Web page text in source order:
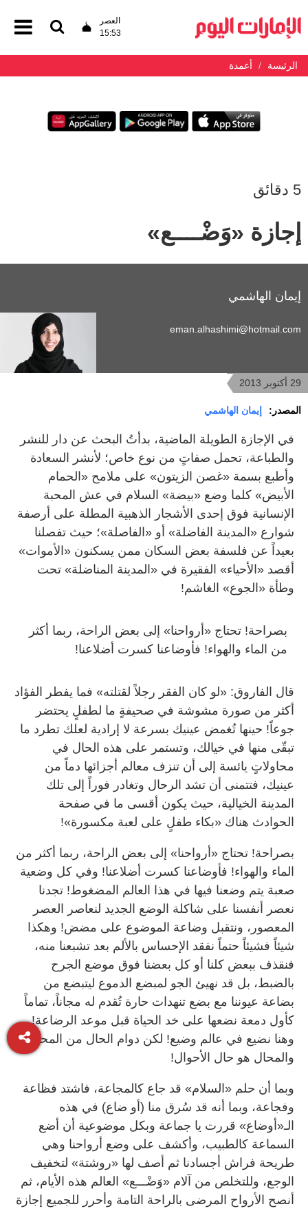
العصر
15:53
الرئيسة أعمدة
5 دقائق
إجازة «وَضْــــع»
إيمان الهاشمي
eman.alhashimi@hotmail.com
29 أكتوبر 2013
المصدر: إيمان الهاشمي
في الإجازة الطويلة الماضية، بدأتُ البحث عن دار للنشر
والطباعة، تحمل صفاتٍ من نوع خاص؛ لأنشر السعادة
وأطبع بسمة «غصن الزيتون» على ملامح «الحمام
الأبيض» كلما وضع «بيضة» السلام في عش المحبة
الإنسانية فوق إحدى الأشجار الذهبية المطلة على أرصفة
شوارع «المدينة الفاضلة» أو «الفاصلة»؛ حيث تفصلنا
بعيداً عن فلسفة بعض السكان ممن يسكنون «الأموات»
أقصد «الأحياء» الفقيرة في «المدينة المناضلة» تحت
وطأة «الجوع» الغاشم!
بصراحة! تحتاج «أرواحنا» إلى بعض الراحة، ربما أكثر
من الماء والهواء! فأوضاعنا كسرت أضلاعنا!
قال الفاروق: «لو كان الفقر رجلاً لقتلته» فما يفطر الفؤاد
أكثر من صورة مشوشة في صحيفةٍ ما لطفلٍ يحتضر
جوعاً! حينها تُغمض عينيك بسرعة لا إرادية لعلك تطرد ما
تبقّى منها في خيالك، وتستمر على هذه الحال في
محاولاتٍ يائسة إلى أن تنزف معالم أجزائها دماً من
عينيك، فتتمنى أن تشد الرحال وتغادر فوراً إلى تلك
المدينة الخيالية، حيث يكون أقسى ما في صفحة
الحوادث هناك «بكاء طفلٍ على لعبة مكسورة»!
بصراحة! تحتاج «أرواحنا» إلى بعض الراحة، ربما أكثر من
الماء والهواء! فأوضاعنا كسرت أضلاعنا! وفي كل وضعية
صعبة يتم وضعنا فيها في هذا العالم المضغوط! تجدنا
نعصر أنفسنا على شاكلة الوضع الجديد لنعاصر العصر
المعصور، ونتقبل وضاعة الموضوع على مضض! وهكذا
شيئاً فشيئاً حتماً نفقد الإحساس بالألم بعد تشبعنا منه،
فنقذف ببعض كلنا أو كل بعضنا فوق موضع الجرح
بالضبط، بل قد نهيئ الجو لمبضع الدموع ليتبضع من
بضاعة عيوننا مع بضع تنهدات حارة تُقدم له مجاناً، تماماً
كأول دمعة نضعها على خد الحياة قبل موعد الرضاعة!
وهنا نضيع في عالم وضيع! لكن دوام الحال من المحال
والمحال هو حال الأحوال!
وبما أن حلم «السلام» قد جاع كالمجاعة، فاشتد فظاعة
وفجاعة، وبما أنه قد سُرق منا (أو ضاع) في هذه
الـ«أوضاع» قررت يا جماعة وبكل موضوعية أن أضع
السماعة كالطبيب، وأكشف على وضع أرواحنا وهي
طريحة فراش أجسادنا ثم أصف لها «روشتة» لتخفيف
الوجع، وللتخلص من آلام «وَضْـــع» العالم هذه الأيام، ثم
أنصح الأرواح المرضى بالراحة التامة وأحرر للجميع إجازة